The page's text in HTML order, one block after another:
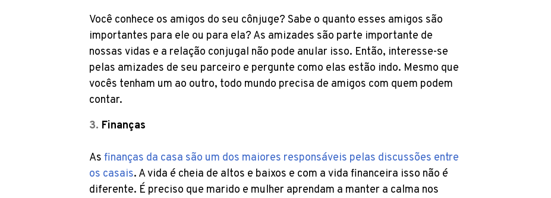
Você conhece os amigos do seu cônjuge? Sabe o quanto esses amigos são
importantes para ele ou para ela? As amizades são parte importante de
nossas vidas e a relação conjugal não pode anular isso. Então, interesse-se
pelas amizades de seu parceiro e pergunte como elas estão indo. Mesmo que
vocês tenham um ao outro, todo mundo precisa de amigos com quem podem
contar.
Finanças
As finanças da casa são um dos maiores responsáveis pelas discussões entre
os casais. A vida é cheia de altos e baixos e com a vida financeira isso não é
diferente. É preciso que marido e mulher aprendam a manter a calma nos